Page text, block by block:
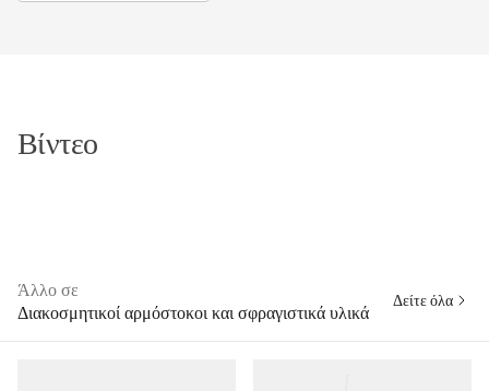
Βίντεο
Άλλο σε
Διακοσμητικοί αρμόστοκοι και σφραγιστικά υλικά
Δείτε όλα